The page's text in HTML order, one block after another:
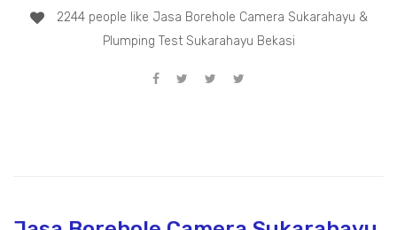
2244 people like Jasa Borehole Camera Sukarahayu &
Plumping Test Sukarahayu Bekasi